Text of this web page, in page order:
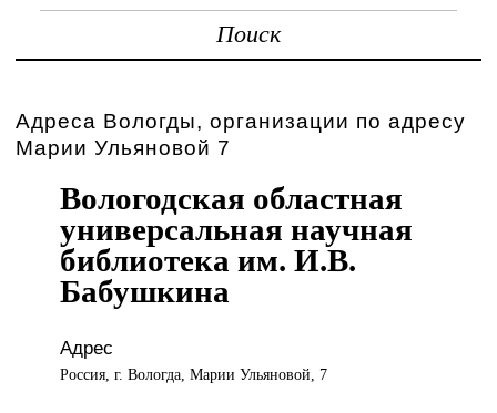
Поиск
Адреса Вологды, организации по адресу
Марии Ульяновой 7
Вологодская областная
универсальная научная
библиотека им. И.В.
Бабушкина
Адрес
Россия, г. Вологда, Марии Ульяновой, 7